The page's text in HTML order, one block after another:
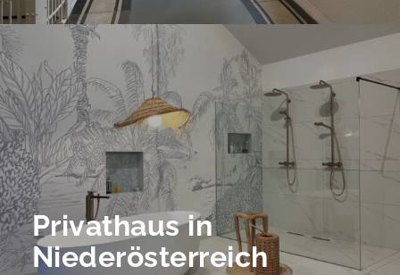
Privathaus in
Niederösterreich